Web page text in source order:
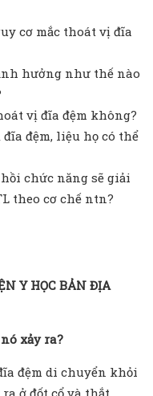
cơ mắc thoát vị đĩa
hưởng như thế nào
vị đĩa đệm không?
đệm, liệu họ có thể
chức năng sẽ giải
theo cơ chế ntn?
Y HỌC BẢN ĐỊA
xảy ra?
đệm di chuyển khỏi
ở đốt cổ và thắt